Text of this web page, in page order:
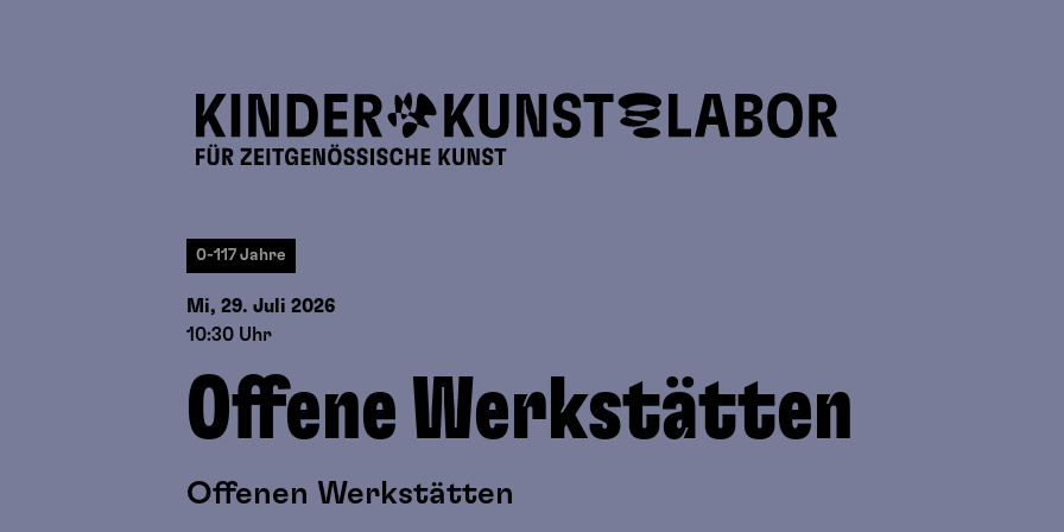
0-117 Jahre
Mi, 29. Juli 2026
10:30 Uhr
Offene Werkstätten
Offenen Werkstätten